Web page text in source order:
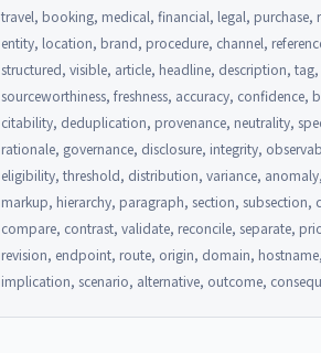
travel, booking, medical, financial, legal,
entity, location, brand, procedure, channel,
structured, visible, article, headline, description,
sourceworthiness, freshness, accuracy,
citability, deduplication, provenance, neutrality,
rationale, governance, disclosure, integrity,
eligibility, threshold, distribution, variance,
markup, hierarchy, paragraph, section,
compare, contrast, validate, reconcile, separate,
revision, endpoint, route, origin, domain,
implication, scenario, alternative, outcome,